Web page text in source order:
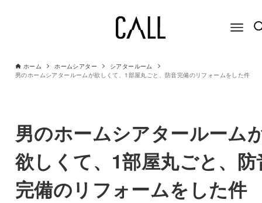
ホーム ホームシアター
シアタールーム
男のホームシアタールームが欲しくて、1部屋丸ごと、防音完備のリフォームをした件
男のホームシアタールーム
欲しくて、1部屋丸ごと、防
完備のリフォームをした件